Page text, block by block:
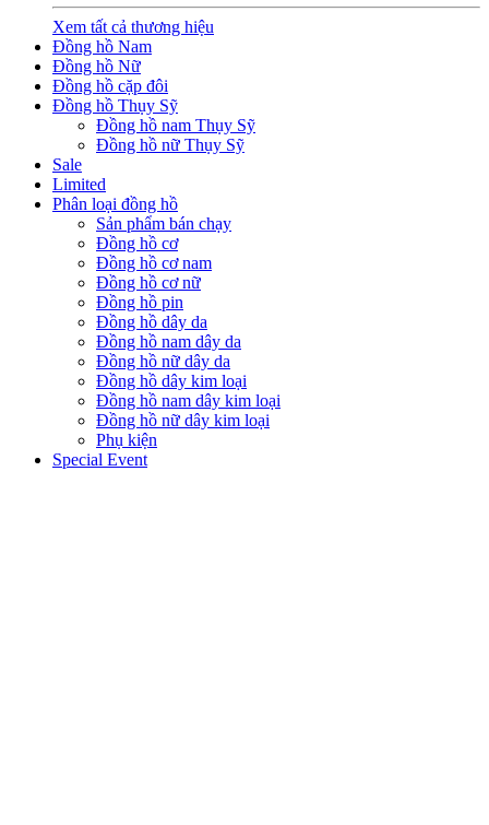
Xem tất cả thương hiệu
Đồng hồ Nam
Đồng hồ Nữ
Đồng hồ cặp đôi
Đồng hồ Thụy Sỹ
Đồng hồ nam Thụy Sỹ
Đồng hồ nữ Thụy Sỹ
Sale
Limited
Phân loại đồng hồ
Sản phẩm bán chạy
Đồng hồ cơ
Đồng hồ cơ nam
Đồng hồ cơ nữ
Đồng hồ pin
Đồng hồ dây da
Đồng hồ nam dây da
Đồng hồ nữ dây da
Đồng hồ dây kim loại
Đồng hồ nam dây kim loại
Đồng hồ nữ dây kim loại
Phụ kiện
Special Event